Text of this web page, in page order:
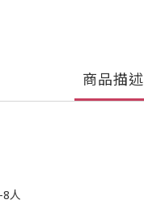
商品描述
人